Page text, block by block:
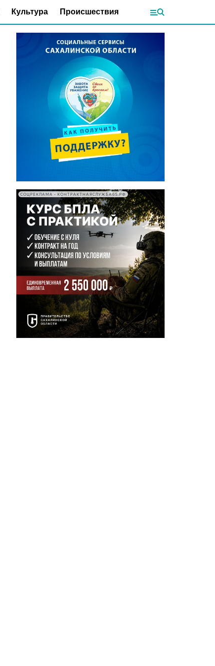
Культура Происшествия
СОЦРЕКЛАМА • КОНТРАКТНАЯСЛУЖБА65.РФ